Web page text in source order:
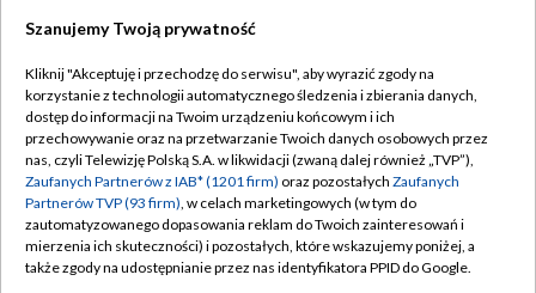
TVP
Abonament TVP
Emisja w TVP
Centrum informacji TVP
Naziemna Telewizja Cyfrowa
Regulamin TVP
Polityka prywatności
Moje zgody
Pomoc
Szanujemy Twoją prywatność
Kliknij "Akceptuję i przechodzę do serwisu", aby wyrazić zgody na
korzystanie z technologii automatycznego śledzenia i zbierania danych,
dostęp do informacji na Twoim urządzeniu końcowym i ich
przechowywanie oraz na przetwarzanie Twoich danych osobowych przez
nas, czyli Telewizję Polską S.A. w likwidacji (zwaną dalej również „TVP”),
Zaufanych Partnerów z IAB* (1201 firm) oraz pozostałych Zaufanych
Partnerów TVP (93 firm), w celach marketingowych (w tym do
zautomatyzowanego dopasowania reklam do Twoich zainteresowań i
mierzenia ich skuteczności) i pozostałych, które wskazujemy poniżej, a
także zgody na udostępnianie przez nas identyfikatora PPID do Google.